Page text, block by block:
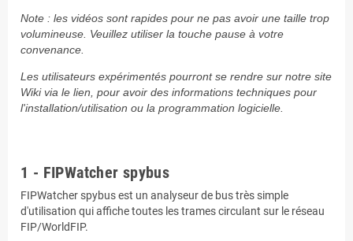
Note : les vidéos sont rapides pour ne pas avoir une taille trop
volumineuse. Veuillez utiliser la touche pause à votre
convenance.
Les utilisateurs expérimentés pourront se rendre sur notre site
Wiki via le lien, pour avoir des informations techniques pour
l'installation/utilisation ou la programmation logicielle.
1 - FIPWatcher spybus
FIPWatcher spybus est un analyseur de bus très simple
d'utilisation qui affiche toutes les trames circulant sur le réseau
FIP/WorldFIP.